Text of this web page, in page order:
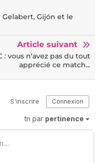
Gelabert, Gijón et le
Article suivant
: vous n'avez pas du tout
apprécié ce match...